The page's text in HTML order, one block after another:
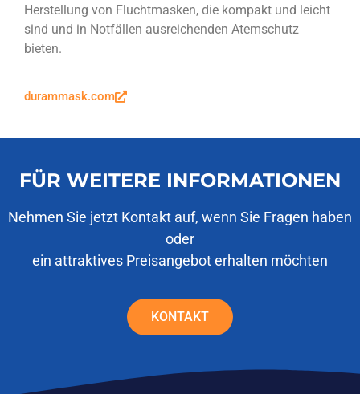
Herstellung von Fluchtmasken, die kompakt und leicht
sind und in Notfällen ausreichenden Atemschutz
bieten.
durammask.com
FÜR WEITERE INFORMATIONEN
Nehmen Sie jetzt Kontakt auf, wenn Sie Fragen haben
oder
ein attraktives Preisangebot erhalten möchten
KONTAKT